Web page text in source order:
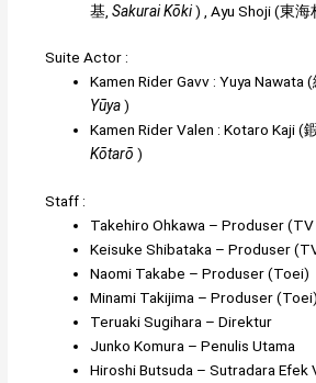
基 ,Sakurai Kōki) ,Ayu Shoji(東海
Suite Actor :
Kamen Rider Gavv :Yuya Nawata(
Yūya)
Kamen Rider Valen :Kotaro Kaji(
Kōtarō )
Staff :
Takehiro Ohkawa – Produser (TV
Keisuke Shibataka – Produser
Naomi Takabe – Produser (Toei)
Minami Takijima – Produser (Toei)
Teruaki Sugihara – Direktur
Junko Komura – Penulis Utama
Hiroshi Butsuda – Sutradara Efek